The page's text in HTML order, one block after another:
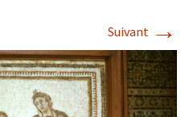
Suivant →